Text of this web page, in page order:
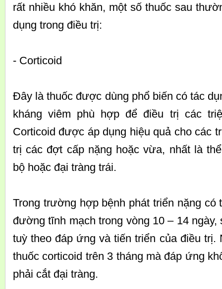
rất nhiều khó khăn, một số thuốc sau
dụng trong điều trị:
- Corticoid
Đây là thuốc được dùng phổ biến có tác
kháng viêm phù hợp để điều trị các
Corticoid được áp dụng hiệu quả cho các
trị các đợt cấp nặng hoặc vừa, nhất là
bộ hoặc đại tràng trái.
Trong trường hợp bệnh phát triển nặng có
đường tĩnh mạch trong vòng 10 – 14 ngày,
tuỳ theo đáp ứng và tiến triển của điều trị.
thuốc corticoid trên 3 tháng mà đáp ứng
phải cắt đại tràng.